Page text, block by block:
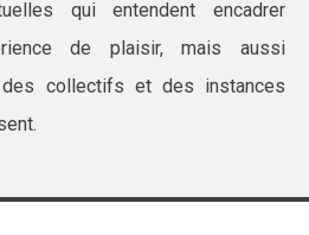
qui entendent encadrer
de plaisir, mais aussi
des collectifs et des instances